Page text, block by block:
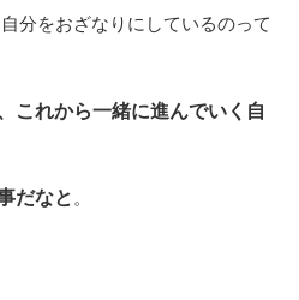
分をおざなりにしているのって
これから一緒に進んでいく自
だなと 。